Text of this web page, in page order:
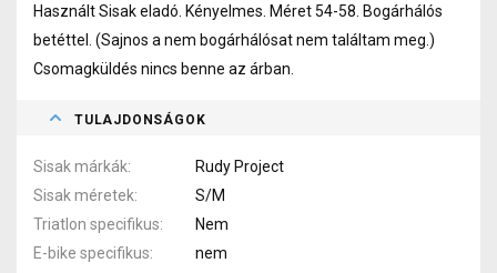
Használt Sisak eladó. Kényelmes. Méret 54-58. Bogárhálós
betéttel. (Sajnos a nem bogárhálósat nem találtam meg.)
Csomagküldés nincs benne az árban.
TULAJDONSÁGOK
Sisak márkák
Rudy Project
Sisak méretek
S/M
Triatlon specifikus
Nem
E-bike specifikus
nem